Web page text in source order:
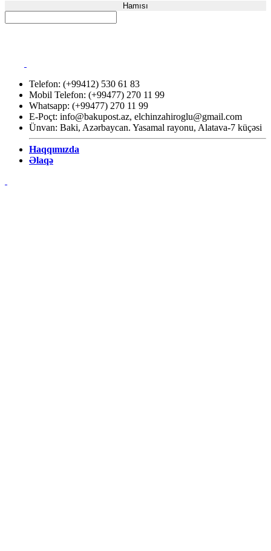
Hamısı
Telefon: (+99412) 530 61 83
Mobil Telefon: (+99477) 270 11 99
Whatsapp: (+99477) 270 11 99
E-Poçt: info@bakupost.az, elchinzahiroglu@gmail.com
Ünvan: Baki, Azərbaycan. Yasamal rayonu, Alatava-7 küçəsi
Haqqımızda
Əlaqə